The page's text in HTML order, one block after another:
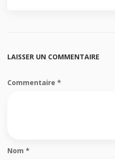
LAISSER UN COMMENTAIRE
Commentaire *
Nom *